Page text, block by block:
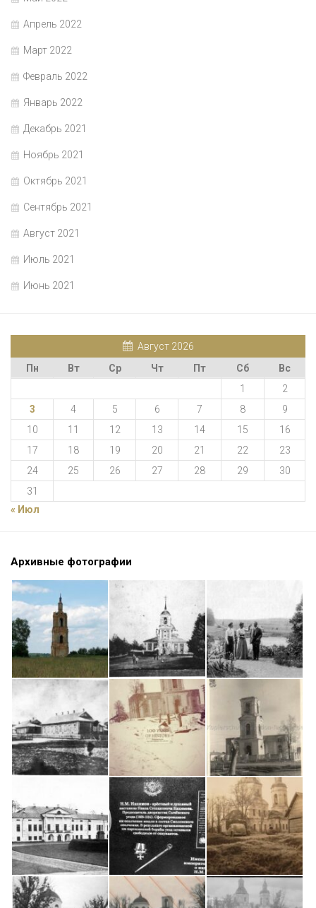
Апрель 2022
Март 2022
Февраль 2022
Январь 2022
Декабрь 2021
Ноябрь 2021
Октябрь 2021
Сентябрь 2021
Август 2021
Июль 2021
Июнь 2021
Август 2026
Пн
Вт Ср Чт Пт Сб
Вс
1
2
3
4 5 6 7 8
9
10
11 12 13 14 15
16
17
18 19 20 21 22
23
24
25 26 27 28 29
30
31
« Июл
Архивные фотографии